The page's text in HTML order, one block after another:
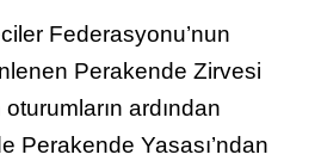
Federasyonu’nun
Perakende Zirvesi
ardından
Perakende Yasası’ndan